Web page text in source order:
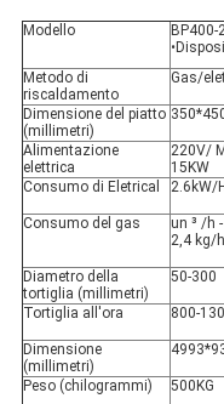
Modello
BP400-
Metodo di
riscaldamento
Gas/
Dimensione del piatto
(millimetri)
Alimentazione
elettrica
220V/
15KW
Consumo di Eletrical
2.6kW/H
Consumo del gas
un ³ /h
2,4 kg/
Diametro della
tortiglia (millimetri)
50-300
Tortiglia all'ora 800-
Dimensione
(millimetri)
Peso (chilogrammi) 500KG